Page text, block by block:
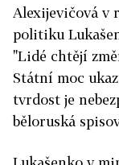
Alexijevičová v
politiku
"Lidé chtějí
Státní moc
tvrdost je
běloruská